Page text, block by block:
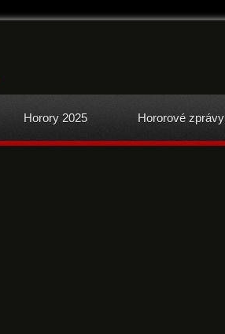
Horory 2025 Hororové zprávy